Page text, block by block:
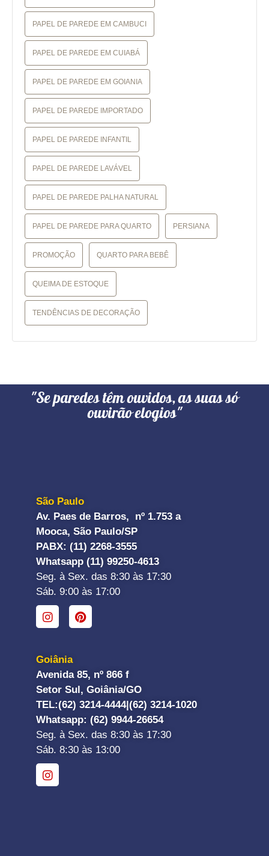
PAPEL DE PAREDE EM CAMBUCI
PAPEL DE PAREDE EM CUIABÁ
PAPEL DE PAREDE EM GOIANIA
PAPEL DE PAREDE IMPORTADO
PAPEL DE PAREDE INFANTIL
PAPEL DE PAREDE LAVÁVEL
PAPEL DE PAREDE PALHA NATURAL
PAPEL DE PAREDE PARA QUARTO PERSIANA
PROMOÇÃO QUARTO PARA BEBÊ
QUEIMA DE ESTOQUE
TENDÊNCIAS DE DECORAÇÃO
"Se paredes têm ouvidos, as suas só
ouvirão elogios"
São Paulo
Av. Paes de Barros, nº 1.753 a
Mooca, São Paulo/SP
PABX: (11) 2268-3555
Whatsapp (11) 99250-4613
Seg. à Sex. das 8:30 às 17:30
Sáb. 9:00 às 17:00
Goiânia
Avenida 85, nº 866 f
Setor Sul, Goiânia/GO
TEL:(62) 3214-4444| (62) 3214-1020
Whatsapp: (62) 9944-26654
Seg. à Sex. das 8:30 às 17:30
Sáb. 8:30 às 13:00